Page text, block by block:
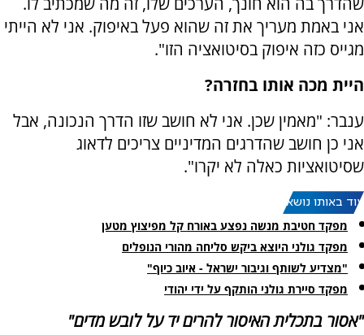
אני באמת מעריך את זה שהוא פעל באיפוק. אני לא הייתי
מגייס כזה איפוק בסיטואציה הזו".
היית מכה אותו בחזרה?
ענבר: "מאמין שכן. אני לא חושב שזו הדרך הנכונה, אבל
אני כן חושב שהדרגים המדיניים צריכים לדאוג
שסיטואציות כאלה לא יקרו".
עוד באותו נושא:
מפקד חטיבת מנשה נפצע באורח קל מפיצוץ מטען
מפקד גולני היוצא ביקש סליחה מהורי הנופלים
"מצדיע לשותף וגיבור ישראל - איוב כיוף"
מפקד סיירת גולני הותקף על ידי יהודי
"אסור בתכלית האיסור להרים יד על לובש מדים"